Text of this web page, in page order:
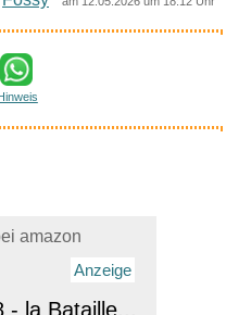
amazon
Anzeige